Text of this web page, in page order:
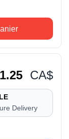
CA$
Delivery